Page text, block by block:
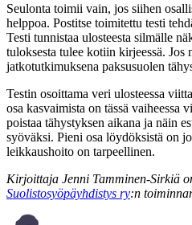
Seulonta toimii vain, jos siihen
helppoa. Postitse toimitettu testi
Testi tunnistaa ulosteesta silmälle
tuloksesta tulee kotiin kirjeessä. Jos
jatkotutkimuksena paksusuolen
Testin osoittama veri ulosteessa
osa kasvaimista on tässä vaiheessa
poistaa tähystyksen aikana ja näin
syöväksi. Pieni osa löydöksistä on
leikkaushoito on tarpeellinen.
Kirjoittaja Jenni Tamminen-Sirkiä
Suolistosyöpäyhdistys ry:n